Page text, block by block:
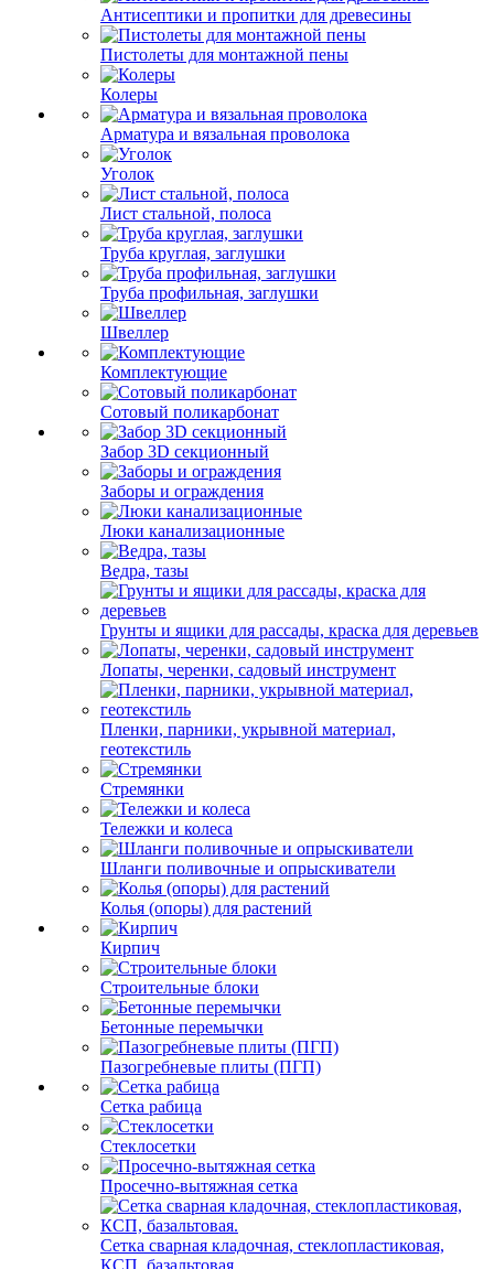
Антисептики и пропитки для древесины
Пистолеты для монтажной пены
Колеры
Арматура и вязальная проволока
Уголок
Лист стальной, полоса
Труба круглая, заглушки
Труба профильная, заглушки
Швеллер
Комплектующие
Сотовый поликарбонат
Забор 3D секционный
Заборы и ограждения
Люки канализационные
Ведра, тазы
Грунты и ящики для рассады, краска для деревьев
Лопаты, черенки, садовый инструмент
Пленки, парники, укрывной материал,
геотекстиль
Стремянки
Тележки и колеса
Шланги поливочные и опрыскиватели
Колья (опоры) для растений
Кирпич
Строительные блоки
Бетонные перемычки
Пазогребневые плиты (ПГП)
Сетка рабица
Стеклосетки
Просечно-вытяжная сетка
Сетка сварная кладочная, стеклопластиковая,
КСП, базальтовая.